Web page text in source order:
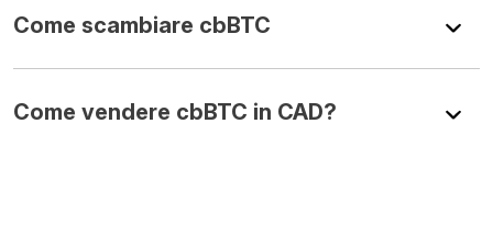
Come scambiare cbBTC
Come vendere cbBTC in CAD?